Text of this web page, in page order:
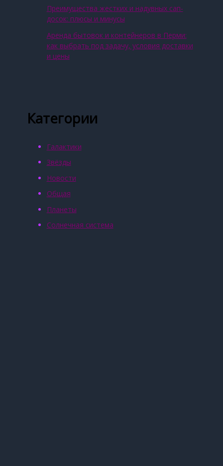
Преимущества жестких и надувных сап-
досок: плюсы и минусы
Аренда бытовок и контейнеров в Перми:
как выбрать под задачу, условия доставки
и цены
Категории
Галактики
Звёзды
Новости
Общая
Планеты
Солнечная система